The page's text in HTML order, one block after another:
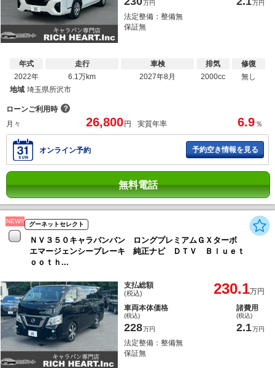
万円 万円
法定整備：整備無
保証無
年式
2022年
走行
6.1万km
車検
2027年8月
排気
2000cc
修復
無し
地域 埼玉県所沢市
ローンご利用時 ？
月々
26,800円 実質年率 6.9 ％
オンライン予約 予約空き情報を見る
無料電話
NEW!! グーネットセレクト
ＮＶ３５０キャラバンバン ロングプレミアムＧＸターボ
エマージェンシーブレーキ 純正ナビ ＤＴＶ Ｂｌｕｅｔ
ｏｏｔｈ...
支払総額
(税込) 230.1万円
車両本体価格
(税込)
228万円
諸費用
(税込)
2.1万円
法定整備：整備無
保証無